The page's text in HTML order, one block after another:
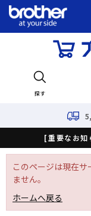
探す
[重要なお
このページは現在サ
ません。
ホームへ戻る